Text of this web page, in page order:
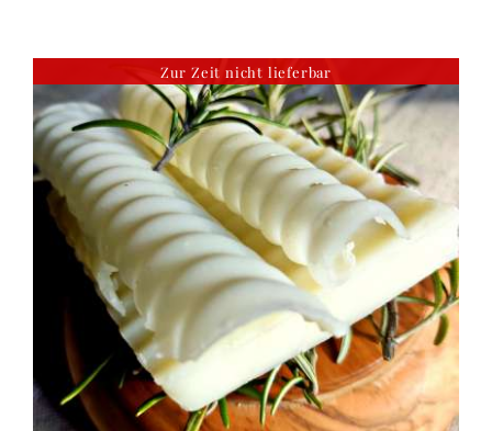
Anfahrt + Kontakt
Zur Zeit nicht lieferbar